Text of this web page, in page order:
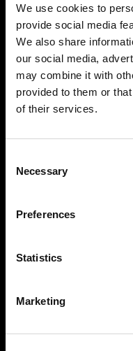
We use cookies to
provide social media
We also share
our social media,
may combine it with
provided to them or
of their services.
Selection
Necessary
Preferences
Statistics
Marketing
Eine Leiche im
Einlass: 16:15 Uhr
inkl. Aperitif
Gutsschänke
Hühnerhof 3
63584 Gründau